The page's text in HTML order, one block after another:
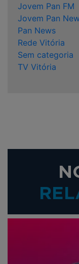
Jovem Pan FM
Jovem Pan
Pan News
Rede Vitória
Sem categoria
TV Vitória